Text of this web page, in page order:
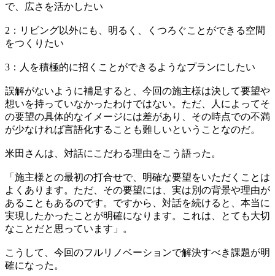
で、広さを活かしたい
2：リビング以外にも、明るく、くつろぐことができる空間
をつくりたい
3：人を積極的に招くことができるようなプランにしたい
誤解がないように補足すると、今回の施主様は決して要望や
想いを持っていなかったわけではない。ただ、人によってそ
の要望の具体的なイメージには差があり、その時点での不満
が少なければ言語化することも難しいということなのだ。
米田さんは、対話にこだわる理由をこう語った。
「施主様との最初の打合せで、明確な要望をいただくことは
よくあります。ただ、その要望には、実は別の背景や理由が
あることもあるのです。ですから、対話を続けると、本当に
実現したかったことが明確になります。これは、とても大切
なことだと思っています」。
こうして、今回のフルリノベーションで解決すべき課題が明
確になった。